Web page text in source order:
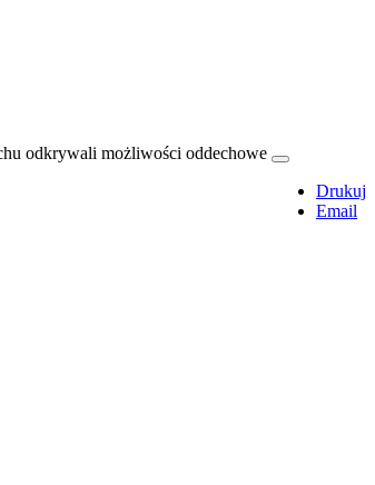
Drukuj
Email
odkrywali możliwości oddechowe